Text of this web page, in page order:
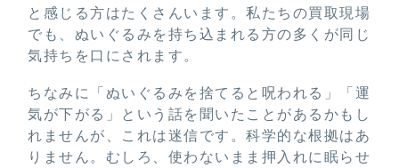
と感じる方はたくさんいます。私たちの買取現場
でも、ぬいぐるみを持ち込まれる方の多くが同じ
気持ちを口にされます。
ちなみに「ぬいぐるみを捨てると呪われる」「運
気が下がる」という話を聞いたことがあるかもし
れませんが、これは迷信です。科学的な根拠はあ
りません。むしろ、使わないまま押入れに眠らせ